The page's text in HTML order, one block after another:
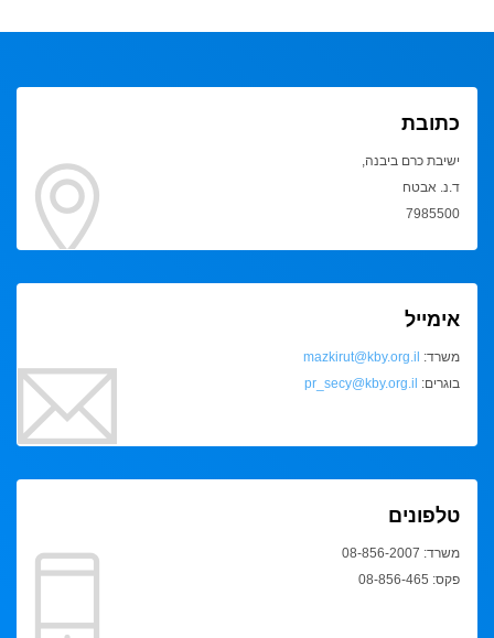
כתובת
ישיבת כרם ביבנה,
ד.נ. אבטח
7985500
אימייל
משרד: mazkirut@kby.org.il
בוגרים: pr_secy@kby.org.il
טלפונים
משרד: 08-856-2007
פקס: 08-856-465